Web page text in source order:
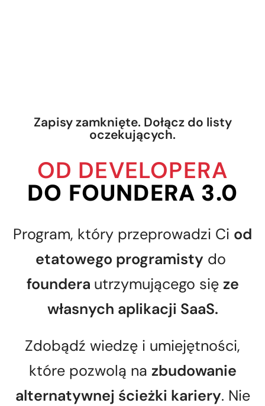
Zapisy zamknięte. Dołącz do listy
oczekujących.
OD DEVELOPERA
DO FOUNDERA 3.0
Program, który przeprowadzi Ci od
etatowego programistydo
foundera utrzymującego się ze
własnych aplikacji SaaS.
Zdobądź wiedzę i umiejętności,
które pozwolą na zbudowanie
alternatywnej ścieżki kariery. Nie